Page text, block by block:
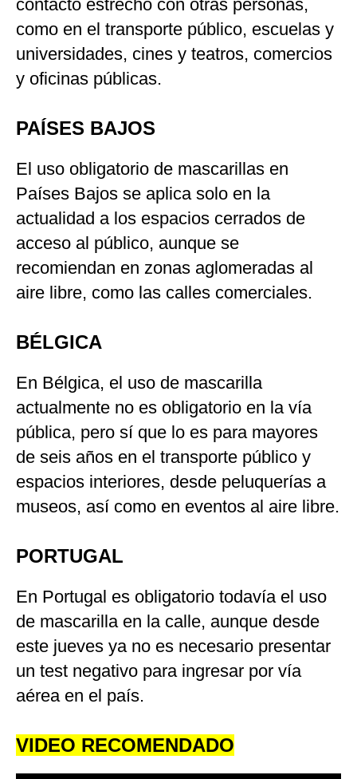
contacto estrecho con otras personas,
como en el transporte público, escuelas y
universidades, cines y teatros, comercios
y oficinas públicas.
PAÍSES BAJOS
El uso obligatorio de mascarillas en
Países Bajos se aplica solo en la
actualidad a los espacios cerrados de
acceso al público, aunque se
recomiendan en zonas aglomeradas al
aire libre, como las calles comerciales.
BÉLGICA
En Bélgica, el uso de mascarilla
actualmente no es obligatorio en la vía
pública, pero sí que lo es para mayores
de seis años en el transporte público y
espacios interiores, desde peluquerías a
museos, así como en eventos al aire libre.
PORTUGAL
En Portugal es obligatorio todavía el uso
de mascarilla en la calle, aunque desde
este jueves ya no es necesario presentar
un test negativo para ingresar por vía
aérea en el país.
VIDEO RECOMENDADO